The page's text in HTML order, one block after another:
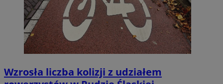
Wzrosła liczba kolizji z udziałem